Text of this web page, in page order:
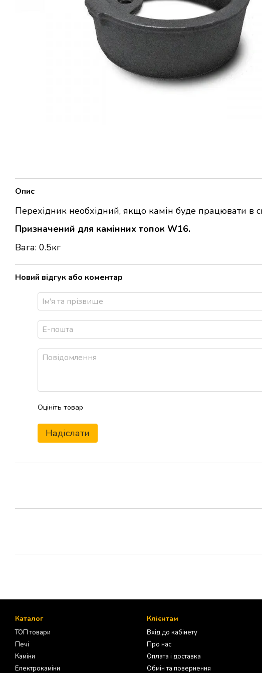
Опис
Перехідник необхідний, якщо камін буде працювати в
Призначений для камінних топок W16.
Вага: 0.5кг
Новий відгук або коментар
Оцініть товар
Надіслати
Каталог
ТОП товари
Печі
Каміни
Електрокаміни
Клієнтам
Вхід до кабінету
Про нас
Оплата і доставка
Обмін та повернення